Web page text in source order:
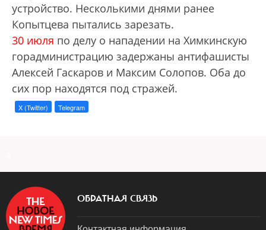
устройство. Несколькими днями ранее
Копытцева пытались зарезать.
30 июля по делу о нападении на Химкинскую
горадминистрацию задержаны антифашисты
Алексей Гаскаров и Максим Солопов. Оба до
сих пор находятся под стражей.
X (Twitter) Telegram
ОБРАТНАЯ СВЯЗЬ